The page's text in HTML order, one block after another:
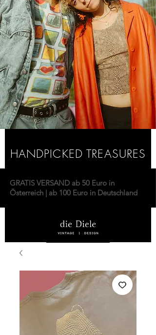
HANDPICKED TREASURES
GRATIS VERSAND ab 50 Euro in
Österreich | ab 100 Euro in Deutschland